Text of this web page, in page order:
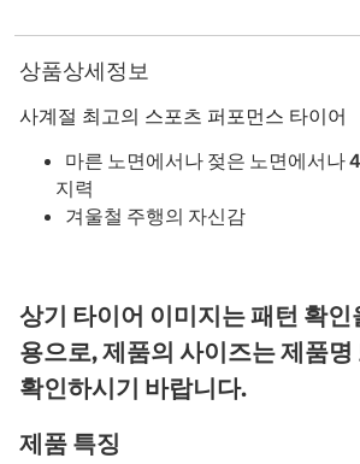
상품상세정보
사계절 최고의 스포츠 퍼포먼스 타이어
마른 노면에서나 젖은 노면에서나
지력
겨울철 주행의 자신감
상기 타이어 이미지는 패턴 확인
용으로, 제품의 사이즈는 제품
확인하시기 바랍니다.
제품 특징